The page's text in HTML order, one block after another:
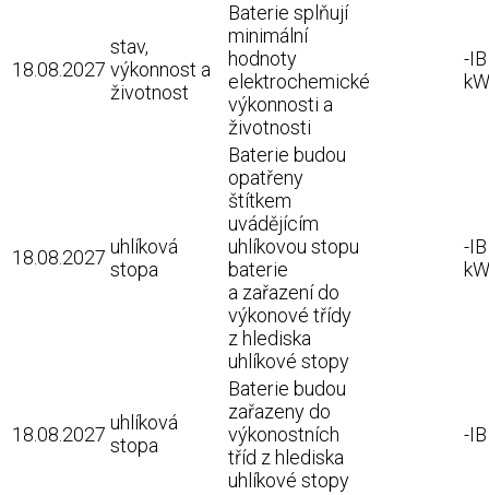
18.08.2027
stav,
výkonnost a
životnost
Baterie splňují
minimální
hodnoty
elektrochemické
výkonnosti a
životnosti
-
18.08.2027 uhlíková
stopa
Baterie budou
opatřeny
štítkem
uvádějícím
uhlíkovou stopu
baterie
a zařazení do
výkonové třídy
z hlediska
uhlíkové stopy
-
18.08.2027
uhlíková
stopa
Baterie budou
zařazeny do
výkonostních
tříd z hlediska
uhlíkové stopy
-